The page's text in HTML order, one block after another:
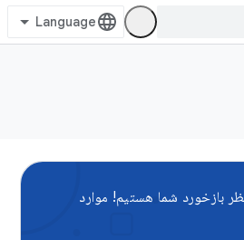
بازخورد شما هستیم! موارد